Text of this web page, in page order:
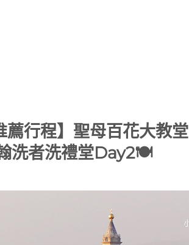
行程】聖母百花大教
洗者洗禮堂Day2🍽️